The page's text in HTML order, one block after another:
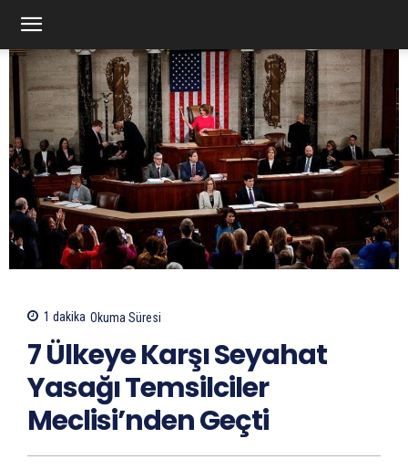
1 dakika Okuma Süresi
7 Ülkeye Karşı Seyahat
Yasağı Temsilciler
Meclisi’nden Geçti